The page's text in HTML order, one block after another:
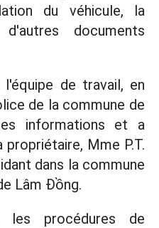
du véhicule, la
documents
l'équipe de travail, en
de la commune de
informations et a
Mme P.T.
dans la commune
Lâm Đồng.
les procédures de